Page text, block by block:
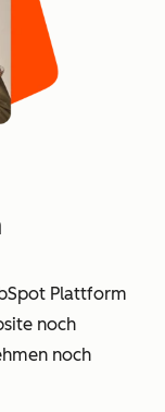
Plattform
noch
noch